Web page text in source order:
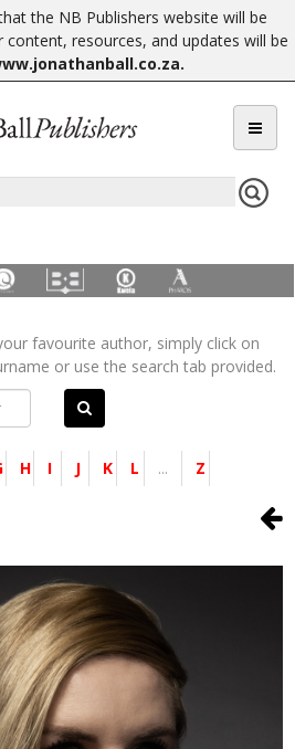
the NB Publishers website will be
resources, and updates will be
.
favourite author, simply click on
or use the search tab provided.
H I J K L ... Z